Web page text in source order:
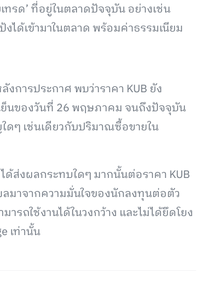
รด’ ที่อยู่ในตลาดปัจจุบัน อย่างเช่น
งได้เข้ามาในตลาด พร้อมค่าธรรมเนียม
งการประกาศ พบว่าราคา KUB ยัง
ย็นของวันที่ 26 พฤษภาคม จนถึงปัจจุบัน
ดๆ เช่นเดียวกับปริมาณซื้อขายใน
ด้ส่งผลกระทบใดๆ มากนั้นต่อราคา KUB
มาจากความมั่นใจของนักลงทุนต่อตัว
รถใช้งานได้ในวงกว้าง และไม่ได้ยึดโยง
เท่านั้น